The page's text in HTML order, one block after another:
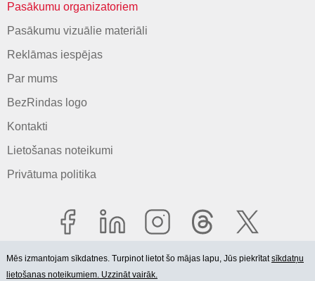
Pasākumu organizatoriem
Pasākumu vizuālie materiāli
Reklāmas iespējas
Par mums
BezRindas logo
Kontakti
Lietošanas noteikumi
Privātuma politika
Mēs izmantojam sīkdatnes. Turpinot lietot šo mājas lapu, Jūs piekrītatsīkdatņu
lietošanas noteikumiem. Uzzināt vairāk.